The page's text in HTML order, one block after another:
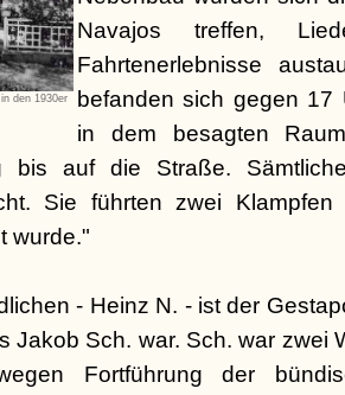
den 1930er
Navajos treffen,
Fahrtenerlebnisse
befanden sich gegen 17
in dem besagten
bis auf die Straße.
Sie führten zwei
wurde."
- Heinz N. - ist der
Jakob Sch. war. Sch. war zwei
Fortführung der